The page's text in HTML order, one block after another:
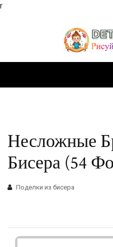
r
Несложные
Бисера (54
Поделки из бисера